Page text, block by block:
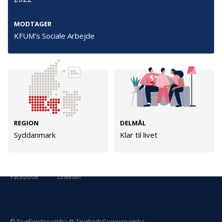
MODTAGER
KFUM's Sociale Arbejde
REGION
Syddanmark
DELMÅL
Klar til livet
Persondata
TryghedsGruppen
Facebook LinkedIn
TrygFonden
Facebook LinkedIn